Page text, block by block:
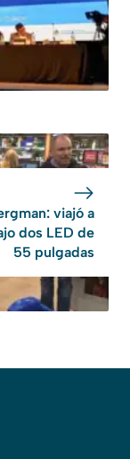
viajó a
dos LED de
55 pulgadas